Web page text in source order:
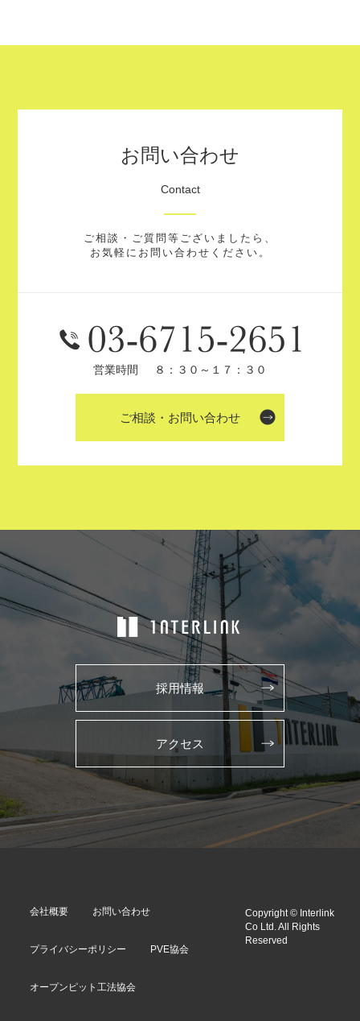
お問い合わせ
Contact
ご相談・ご質問等ございましたら、
お気軽にお問い合わせください。
営業時間 ８：３０～１７：３０
ご相談・お問い合わせ
採用情報
アクセス
会社概要 お問い合わせ
プライバシーポリシー PVE協会
オープンピット工法協会
Copyright © Interlink
Co Ltd. All Rights
Reserved